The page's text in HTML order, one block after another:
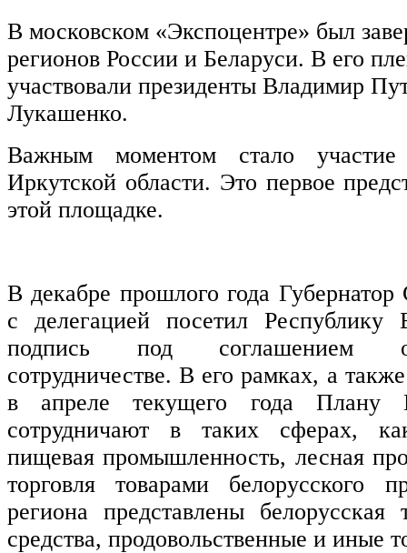
В московском «Экспоцентре» был
регионов России и Беларуси. В его
участвовали президенты Владимир
Лукашенко.
Важным моментом стало
Иркутской области. Это первое
этой площадке.
В декабре прошлого года Губернатор
с делегацией посетил Республику
подпись под соглашением о
сотрудничестве. В его рамках, а
в апреле текущего года Плану
сотрудничают в таких сферах,
пищевая промышленность, лесная
торговля товарами белорусского
региона представлены белорусская
средства, продовольственные и иные